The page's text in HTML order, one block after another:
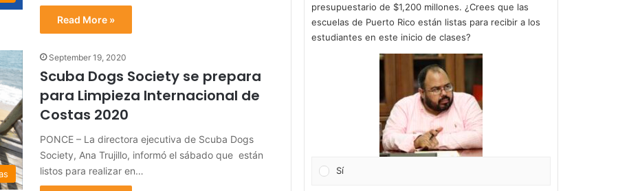
Read More »
September 19, 2020
Scuba Dogs Society se prepara
para Limpieza Internacional de
Costas 2020
PONCE – La directora ejecutiva de Scuba Dogs
Society, Ana Trujillo, informó el sábado que están
listos para realizar en…
presupuestario de $1,200 millones. ¿Crees que las
escuelas de Puerto Rico están listas para recibir a los
estudiantes en este inicio de clases?
Sí